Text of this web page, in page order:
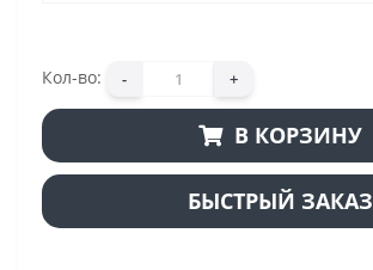
Кол-во: - +
В КОРЗИНУ
БЫСТРЫЙ ЗАКАЗ